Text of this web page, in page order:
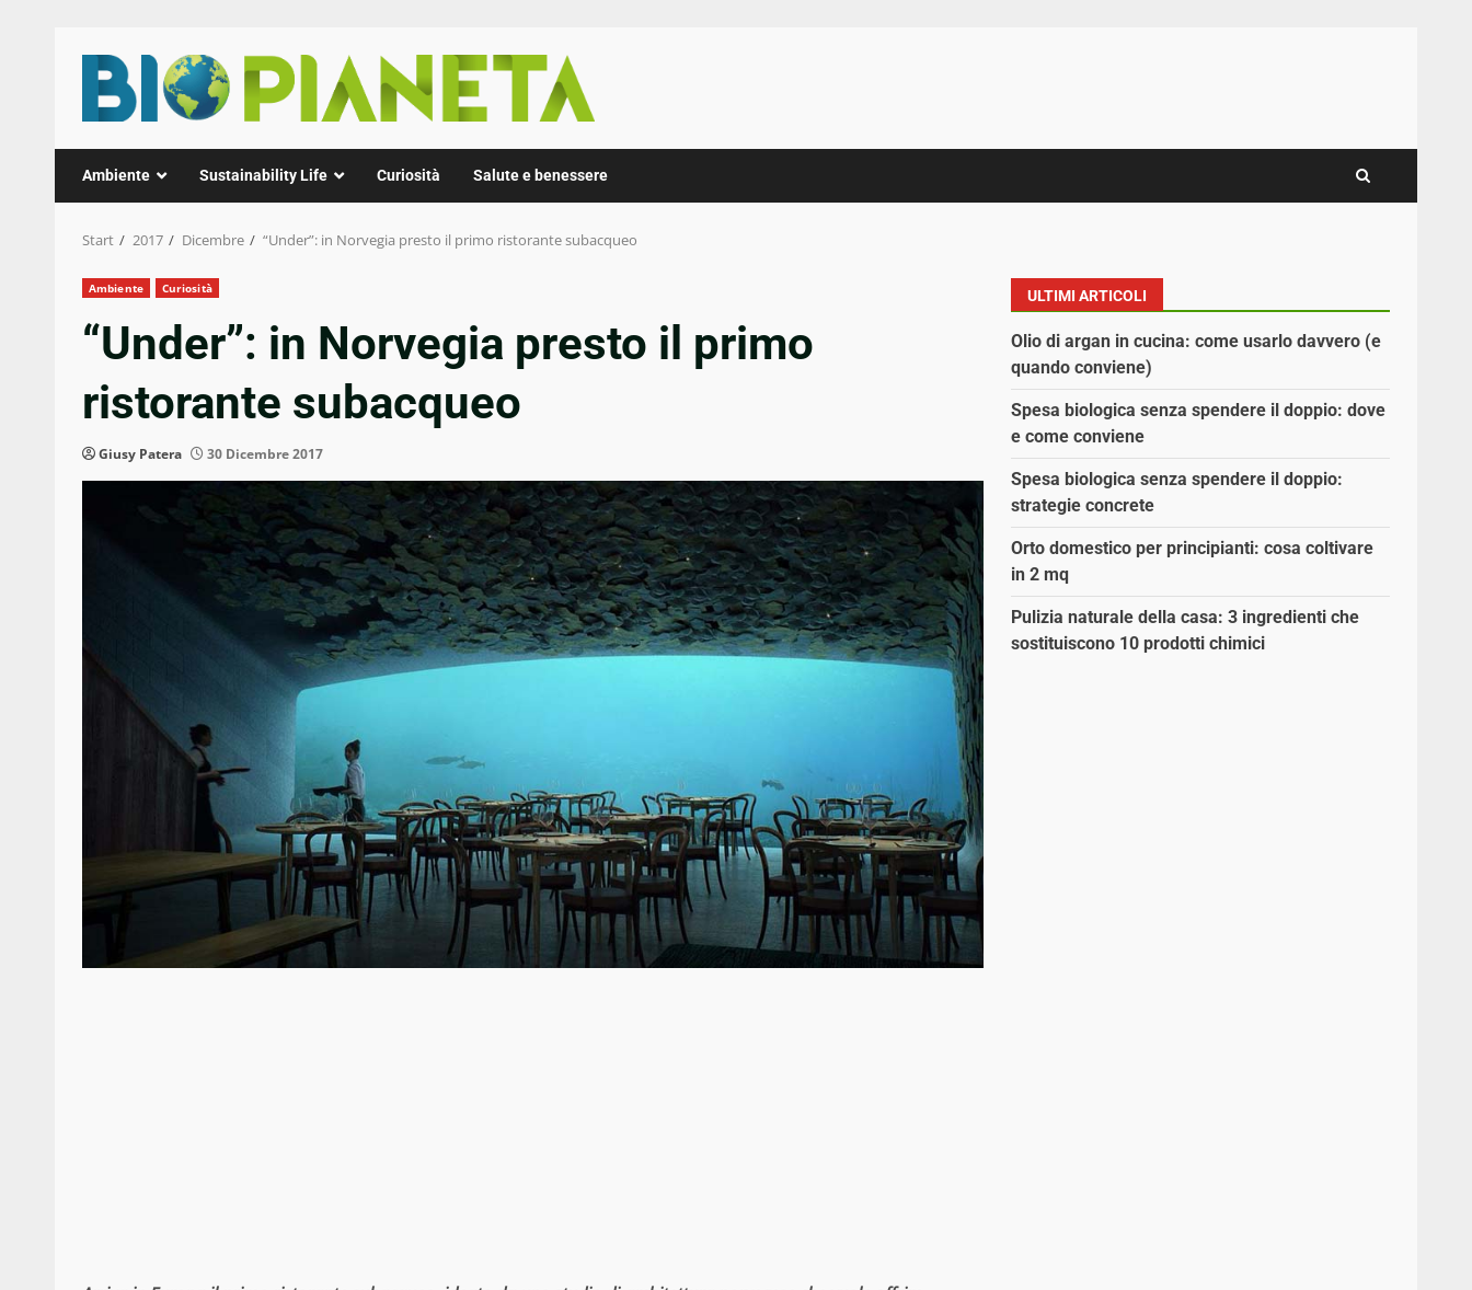
Inhalt
springen
Ambiente Sustainability Life Curiosità Salute e benessere
Start 2017 Dicembre “Under”: in Norvegia presto il primo ristorante subacqueo
Ambiente Curiosità
“Under”: in Norvegia presto il primo
ristorante subacqueo
Giusy Patera 30 Dicembre 2017
ULTIMI ARTICOLI
Olio di argan in cucina: come usarlo davvero (e
quando conviene)
Spesa biologica senza spendere il doppio: dove
e come conviene
Spesa biologica senza spendere il doppio:
strategie concrete
Orto domestico per principianti: cosa coltivare
in 2 mq
Pulizia naturale della casa: 3 ingredienti che
sostituiscono 10 prodotti chimici